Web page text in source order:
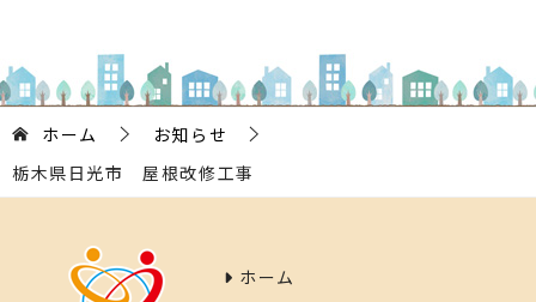
ー
シ
ョ
ン
ホーム
お知らせ
栃木県日光市 屋根改修工事
ホーム